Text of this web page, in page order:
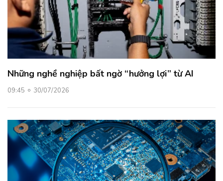
Những nghề nghiệp bất ngờ “hưởng lợi” từ AI
09:45 30/07/2026